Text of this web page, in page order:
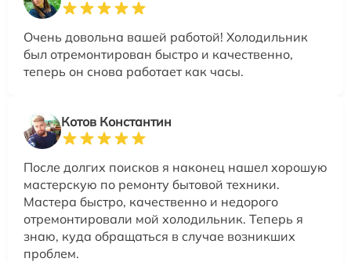
Очень довольна вашей работой! Холодильник
был отремонтирован быстро и качественно,
теперь он снова работает как часы.
Котов Константин
После долгих поисков я наконец нашел хорошую
мастерскую по ремонту бытовой техники.
Мастера быстро, качественно и недорого
отремонтировали мой холодильник. Теперь я
знаю, куда обращаться в случае возникших
проблем.